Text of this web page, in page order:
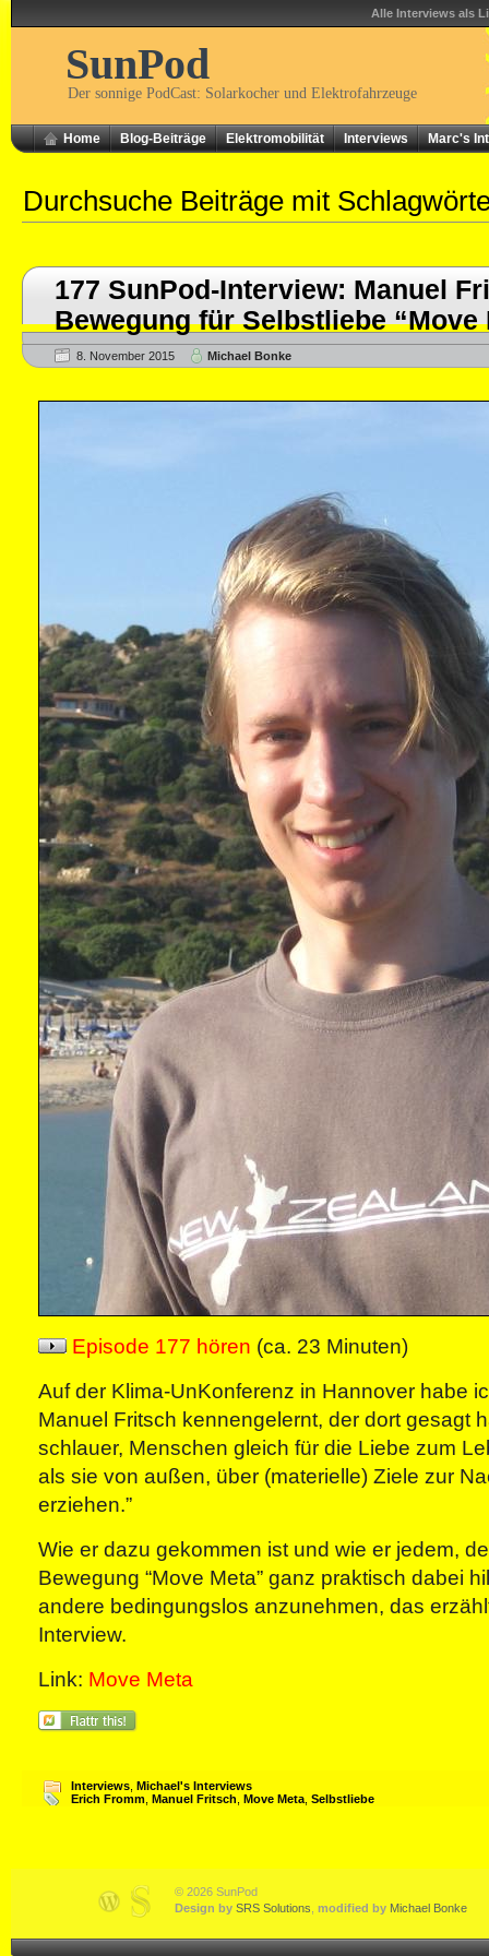
Alle Interviews als
SunPod
Der sonnige PodCast: Solarkocher und Elektrofahrzeuge
Home Blog-Beiträge Elektromobilität Interviews Marc's
Durchsuche Beiträge mit
177 SunPod-Interview: Manuel
Bewegung für Selbstliebe “Move
8. November 2015 Michael Bonke
Episode 177 hören (ca. 23 Minuten)
Auf der Klima-UnKonferenz in Hannover habe
Manuel Fritsch kennengelernt, der dort gesagt
schlauer, Menschen gleich für die Liebe zum
als sie von außen, über (materielle) Ziele zur
erziehen.”
Wie er dazu gekommen ist und wie er jedem,
Bewegung “Move Meta” ganz praktisch dabei
andere bedingungslos anzunehmen, das
Interview.
Link: Move Meta
Interviews Michael's Interviews
Erich Fromm Manuel Fritsch Move Meta Selbstliebe
© 2026 SunPod
Design by SRS Solutions modified by Michael Bonke